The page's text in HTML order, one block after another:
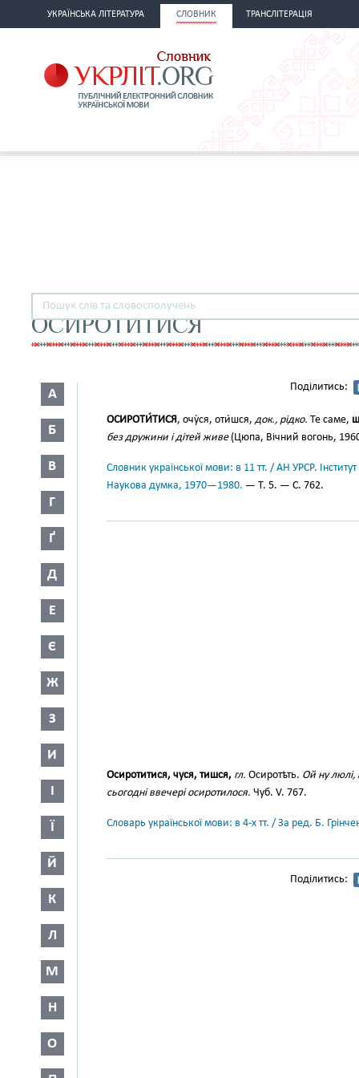
УКРАЇНСЬКА ЛІТЕРАТУРА СЛОВНИК ТРАНСЛІТЕРАЦІЯ
ОСИРОТИТИСЯ
А
Б
В
Г
Ґ
Д
Е
Є
Ж
З
И
І
Ї
Й
К
Л
М
Н
О
Поділитись:
ОСИРОТИ́ТИСЯ, очу́ся, оти́шся, док., рідко. Те саме,
без дружини і дітей живе(Цюпа, Вічний вогонь,
Словник української мови: в 11 тт. / АН УРСР.
Наукова думка, 1970—1980. — Т. 5. — С. 762.
Осиротитися, чуся, тишся, гл. Осиротѣть. Ой ну люлі,
сьогодні ввечері осиротилося. Чуб. V. 767.
Словарь української мови: в 4-х тт. / За ред. Б.
Поділитись: